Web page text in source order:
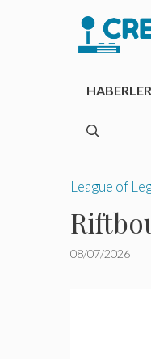
HABERLER
League of
08/07/2026